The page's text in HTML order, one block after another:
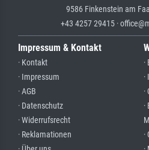
9586 Finkenstein am
+43 4257 29415 ·
Impressum & Kontakt
· Kontakt
· Impressum
· AGB
· Datenschutz
· Widerrufsrecht
· Reklamationen